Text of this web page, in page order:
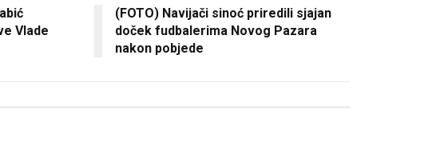
Vlade
(FOTO) Navijači sinoć priredili sjajan
doček fudbalerima Novog Pazara
nakon pobjede